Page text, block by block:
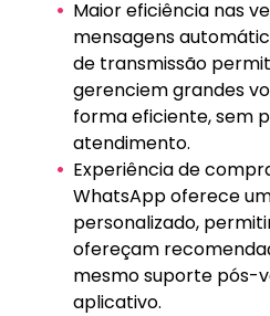
Maior eficiência nas
mensagens
de transmissão
gerenciem grandes
forma eficiente, sem
atendimento.
Experiência de
WhatsApp oferece
personalizado,
ofereçam
mesmo suporte pós-
aplicativo.